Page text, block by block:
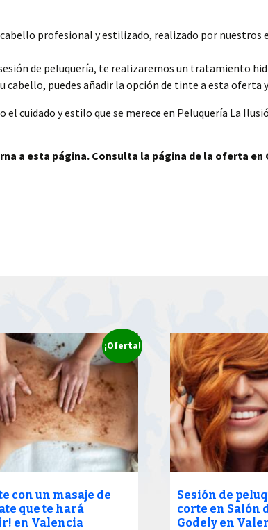
profesional y estilizado, realizado por
de peluquería, te realizaremos un tratamiento
cabello, puedes añadir la opción de tinte a esta
cuidado y estilo que se merece en Peluquería La
a esta página. Consulta la página de la oferta
¡Oferta!
con un masaje de
que te hará
en Valencia
Sesión de
corte en Salón
Godely en